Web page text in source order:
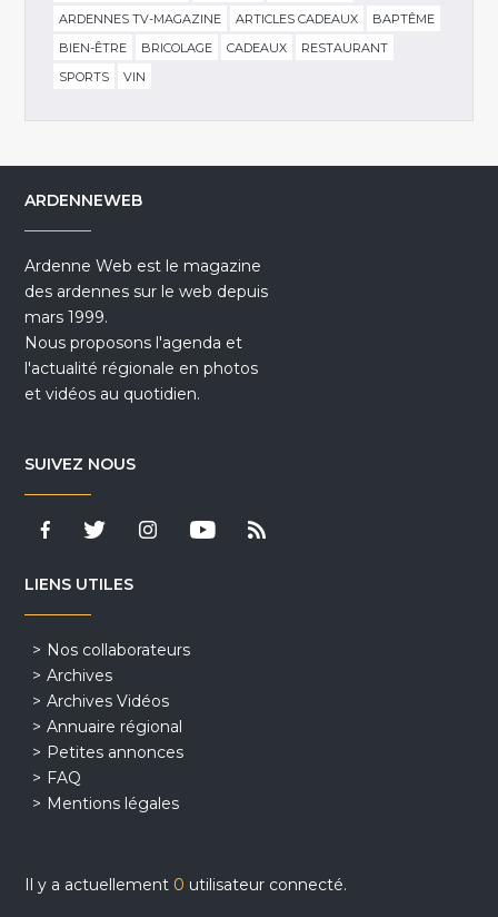
ARDENNES TV-MAGAZINE
ARTICLES CADEAUX
BAPTÊME
BIEN-ÊTRE
BRICOLAGE CADEAUX
RESTAURANT
SPORTS
VIN
ARDENNEWEB
Ardenne Web est le magazine
des ardennes sur le web depuis
mars 1999.
Nous proposons l'agenda et
l'actualité régionale en photos
et vidéos au quotidien.
SUIVEZ NOUS
LIENS UTILES
Nos collaborateurs
Archives
Archives Vidéos
Annuaire régional
Petites annonces
FAQ
Mentions légales
Il y a actuellement 0 utilisateur connecté.